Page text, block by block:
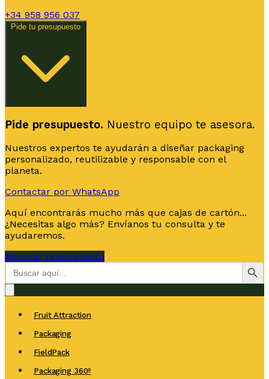
+34 958 956 037
Pide tu presupuesto
Pide presupuesto. Nuestro equipo te asesora.
Nuestros expertos te ayudarán a diseñar packaging
personalizado, reutilizable y responsable con el
planeta.
Contactar por WhatsApp
Aquí encontrarás mucho más que cajas de cartón...
¿Necesitas algo más? Envíanos tu consulta y te
ayudaremos.
Solicitar presupuesto
Buscar:
Botón de
Fruit Attraction
Packaging
FieldPack
Packaging 360º